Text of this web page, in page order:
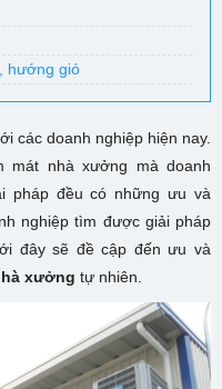
hướng gió
các doanh nghiệp hiện nay.
mát nhà xưởng mà doanh
pháp đều có những ưu và
nghiệp tìm được giải pháp
đây sẽ đề cập đến ưu và
xưởng tự nhiên.